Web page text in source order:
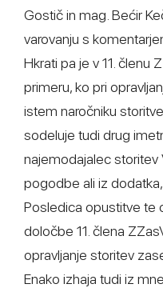
Gostič in mag. Bećir
varovanju s
Hkrati pa je v 11. členu
primeru, ko pri
istem naročniku
sodeluje tudi drug
najemodajalec storitev
pogodbe ali iz
Posledica opustitve te
določbe 11. člena
opravljanje storitev
Enako izhaja tudi iz